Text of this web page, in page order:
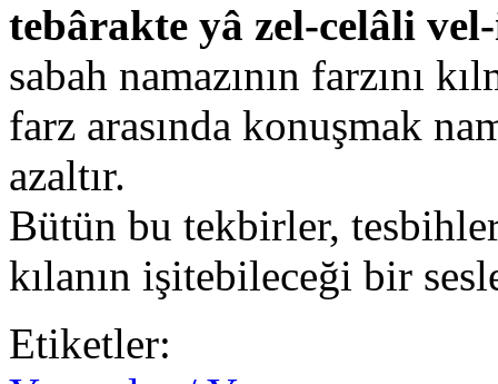
tebârakte yâ zel-celâli
sabah namazının farzını
farz arasında konuşmak
azaltır.
Bütün bu tekbirler,
kılanın işitebileceği bir
Etiketler: